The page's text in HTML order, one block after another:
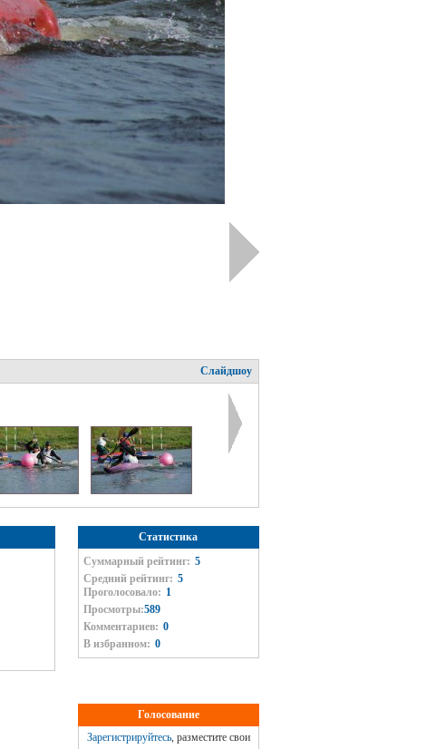
Слайдшоу
Статистика
Суммарный рейтинг: 5
Средний рейтинг: 5
Проголосовало: 1
Просмотры:589
Комментариев: 0
В избранном: 0
Голосование
Зарегистрируйтесь, разместите свои